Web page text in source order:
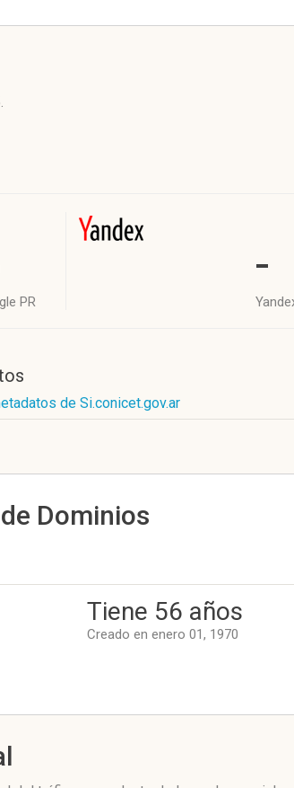
.
PR
-
de Si.conicet.gov.ar
Dominios
Tiene 56 años
Creado en enero 01, 1970